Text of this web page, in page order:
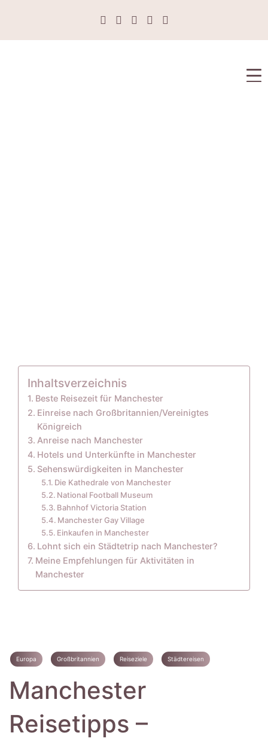
Inhaltsverzeichnis
Beste Reisezeit für Manchester
Einreise nach Großbritannien/Vereinigtes
Königreich
Anreise nach Manchester
Hotels und Unterkünfte in Manchester
Sehenswürdigkeiten in Manchester
Die Kathedrale von Manchester
National Football Museum
Bahnhof Victoria Station
Manchester Gay Village
Einkaufen in Manchester
Lohnt sich ein Städtetrip nach Manchester?
Meine Empfehlungen für Aktivitäten in
Manchester
Europa Großbritannien Reiseziele Städtereisen
Manchester
Reisetipps –